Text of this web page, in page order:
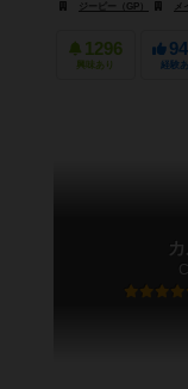
ジーピー（GP）
メ
1296
興味あり 経験